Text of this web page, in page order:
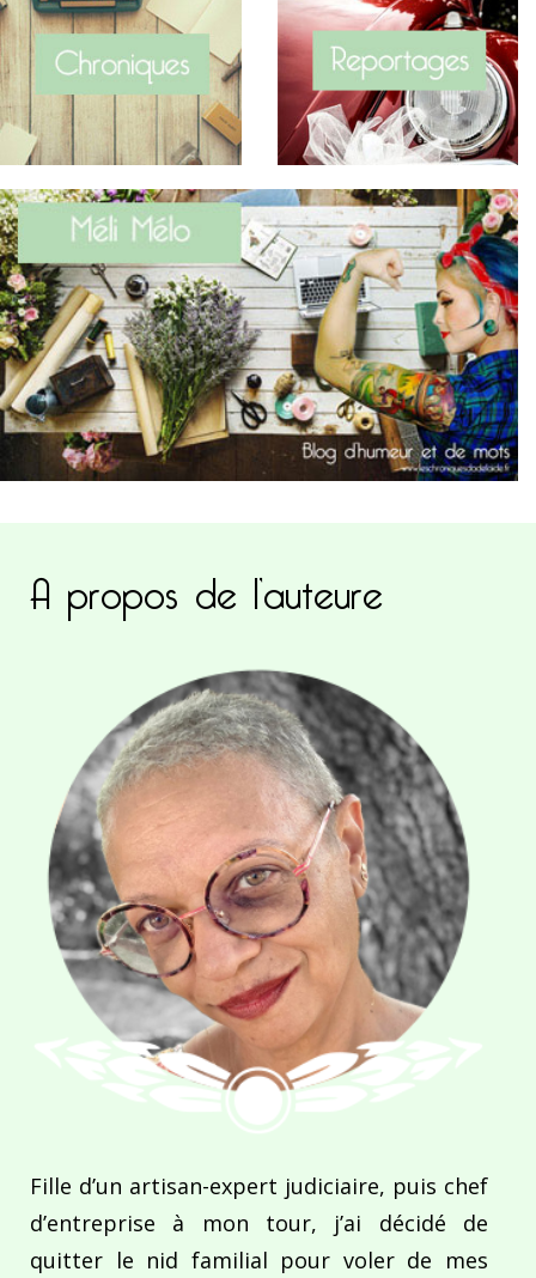
A propos de l’auteure
Fille d’un artisan-expert judiciaire, puis chef
d’entreprise à mon tour, j’ai décidé de
quitter le nid familial pour voler de mes